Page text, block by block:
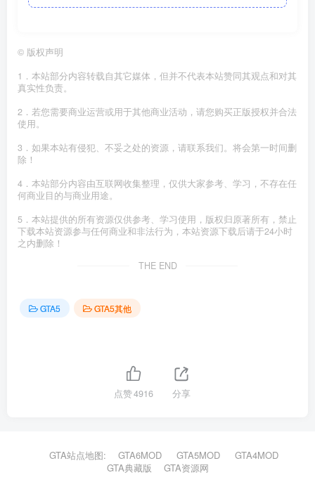
© 版权声明
1．本站部分内容转载自其它媒体，但并不代表本站赞同其观点和对其
真实性负责。
2．若您需要商业运营或用于其他商业活动，请您购买正版授权并合法
使用。
3．如果本站有侵犯、不妥之处的资源，请联系我们。将会第一时间删
除！
4．本站部分内容由互联网收集整理，仅供大家参考、学习，不存在任
何商业目的与商业用途。
5．本站提供的所有资源仅供参考、学习使用，版权归原著所有，禁止
下载本站资源参与任何商业和非法行为，本站资源下载后请于24小时
之内删除！
THE END
GTA5 GTA5其他
点赞4916 分享
GTA站点地图: GTA6MOD GTA5MOD
GTA4MOD
GTA典藏版
GTA资源网